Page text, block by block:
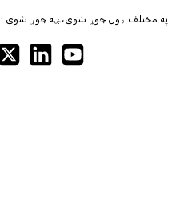
SITE123: په مختلف ډول جوړ شوی، ښه جوړ شوی.